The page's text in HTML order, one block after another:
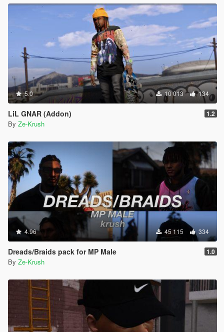
5.0 10 013 134
LiL GNAR (Addon) 1.2
By Ze-Krush
4.96 45 115 334
Dreads/Braids pack for MP Male 1.0
By Ze-Krush